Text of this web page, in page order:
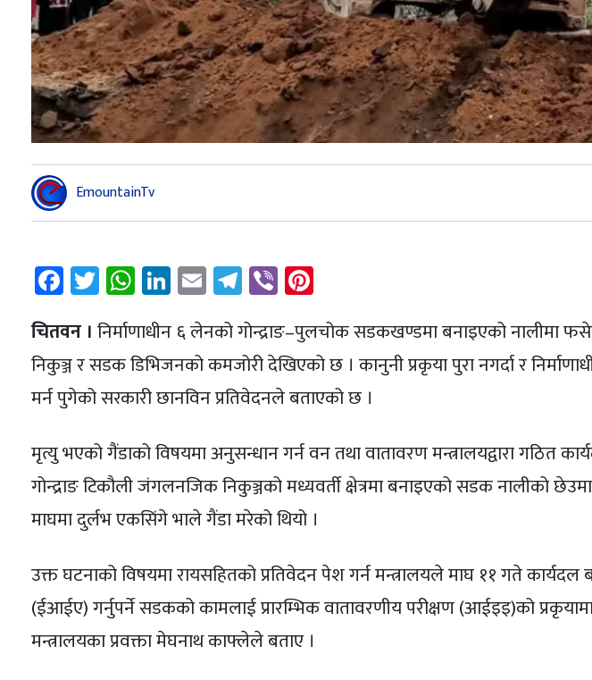
EmountainTv
Facebook
Twitter
WhatsApp
LinkedIn
EmailTelegram
ViberPinterest
चितवन । निर्माणाधीन ६ लेनको गोन्द्राङ–पुलचोक सडकखण्डमा बनाइएको नालीमा
निकुञ्ज र सडक डिभिजनको कमजोरी देखिएको छ । कानुनी प्रकृया पुरा नगर्दा र
मर्न पुगेको सरकारी छानविन प्रतिवेदनले बताएको छ ।
मृत्यु भएको गैंडाको विषयमा अनुसन्धान गर्न वन तथा वातावरण मन्त्रालयद्वारा गठित
गोन्द्राङ टिकौली जंगलनजिक निकुञ्जको मध्यवर्ती क्षेत्रमा बनाइएको सडक नालीको
माघमा दुर्लभ एकसिंगे भाले गैंडा मरेको थियो ।
उक्त घटनाको विषयमा रायसहितको प्रतिवेदन पेश गर्न मन्त्रालयले माघ ११ गते कार्यदल
(ईआईए) गर्नुपर्ने सडकको कामलाई प्रारम्भिक वातावरणीय परीक्षण (आईइइ)को
मन्त्रालयका प्रवक्ता मेघनाथ काफ्लेले बताए ।